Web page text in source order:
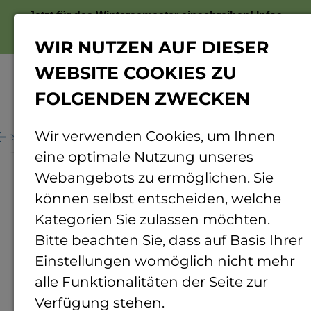
Jetzt für das Wintersemester einschreiben!Infos
News und Pressemitteilungen
News und
Pressemitteilungen
News 30.09.2015
Ministerin Vera Reiß zu
Gast
WIR NUTZEN AUF DIESER
WEBSITE COOKIES ZU
FOLGENDEN ZWECKEN
Wir verwenden Cookies, um Ihnen
eine optimale Nutzung unseres
Webangebots zu ermöglichen. Sie
können selbst entscheiden, welche
Kategorien Sie zulassen möchten.
Bitte beachten Sie, dass auf Basis Ihrer
Einstellungen womöglich nicht mehr
alle Funktionalitäten der Seite zur
Verfügung stehen.